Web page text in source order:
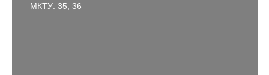
МКТУ: 35, 36